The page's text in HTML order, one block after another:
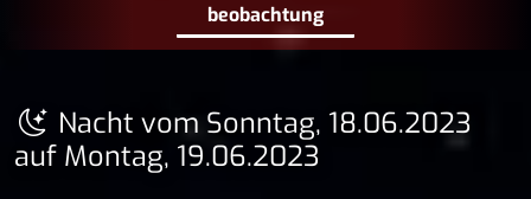
beobachtung
Nacht vom Sonntag, 18.06.2023
auf Montag, 19.06.2023